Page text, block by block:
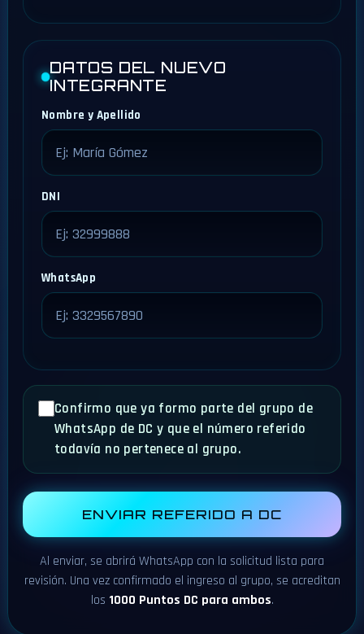
DATOS DEL NUEVO
INTEGRANTE
Nombre y Apellido
DNI
WhatsApp
Confirmo que ya formo parte del grupo de
WhatsApp de DC y que el número referido
todavía no pertenece al grupo.
ENVIAR REFERIDO A DC
Al enviar, se abrirá WhatsApp con la solicitud lista para
revisión. Una vez confirmado el ingreso al grupo, se acreditan
los 1000 Puntos DC para ambos.